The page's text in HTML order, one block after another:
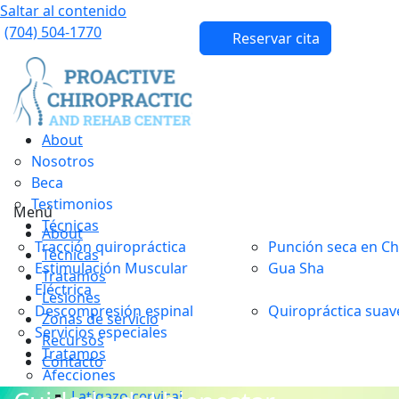
Saltar al contenido
(704) 504-1770
Reservar cita
About
Nosotros
Beca
Testimonios
Técnicas
Tracción quiropráctica
Punción seca en
Estimulación Muscular
Eléctrica
Gua Sha
Descompresión espinal
Quiropráctica
Servicios especiales
Tratamos
Afecciones
Menú
About
Técnicas
Tratamos
Lesiones
Zonas de servicio
Recursos
Contacto